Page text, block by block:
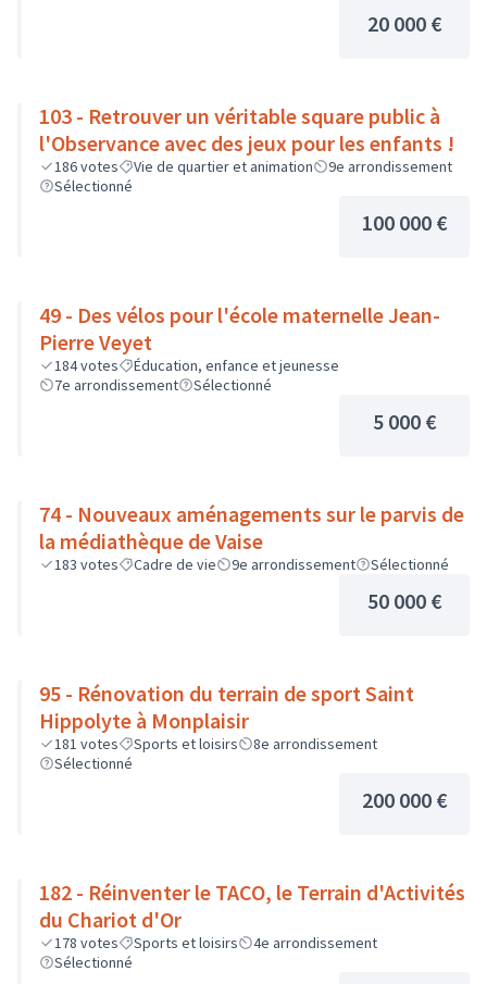
20 000 €
103 - Retrouver un véritable square public à
l'Observance avec des jeux pour les enfants !
186votes Vie de quartier et animation
9e arrondissement
Sélectionné
100 000 €
49 - Des vélos pour l'école maternelle Jean-
Pierre Veyet
184votes
Éducation, enfance et jeunesse
7e arrondissement
Sélectionné
5 000 €
74 - Nouveaux aménagements sur le parvis de
la médiathèque de Vaise
183 votes Cadre de vie 9e arrondissement Sélectionné
50 000 €
95 - Rénovation du terrain de sport Saint
Hippolyte à Monplaisir
181 votes Sports et loisirs
8e arrondissement
Sélectionné
200 000 €
182 - Réinventer le TACO, le Terrain d'Activités
du Chariot d'Or
178 votes Sports et loisirs
4e arrondissement
Sélectionné